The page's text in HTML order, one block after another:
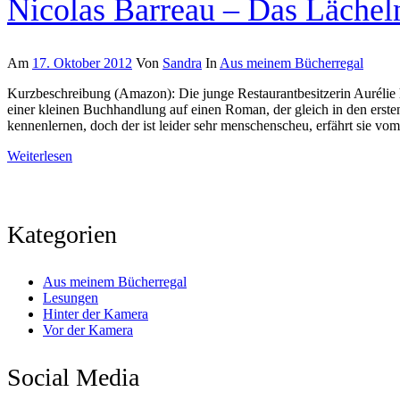
Nicolas Barreau – Das
Am 17. Oktober 2012 Von Sandra In Aus meinem Bücherregal
Kurzbeschreibung (Amazon): Die junge Restaurantbesitzerin
einer kleinen Buchhandlung auf einen Roman, der gleich in den
kennenlernen, doch der ist leider sehr menschenscheu, erfährt sie
Weiterlesen
Kategorien
Aus meinem Bücherregal
Lesungen
Hinter der Kamera
Vor der Kamera
Social Media